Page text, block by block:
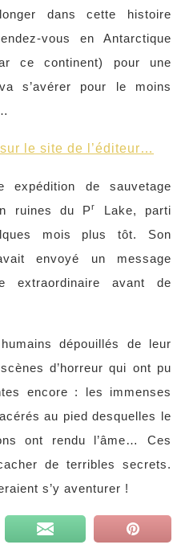
dans cette histoire
vous en Antarctique
ce continent) pour une
s’avérer pour le moins
le site de l’éditeur…
de sauvetage
ruines du Pr
Lake, parti
mois plus tôt. Son
envoyé un message
extraordinaire avant de
dépouillés de leur
d’horreur qui ont pu
encore : les immenses
au pied desquelles le
ont rendu l’âme… Ces
de terribles secrets.
s’y aventurer !